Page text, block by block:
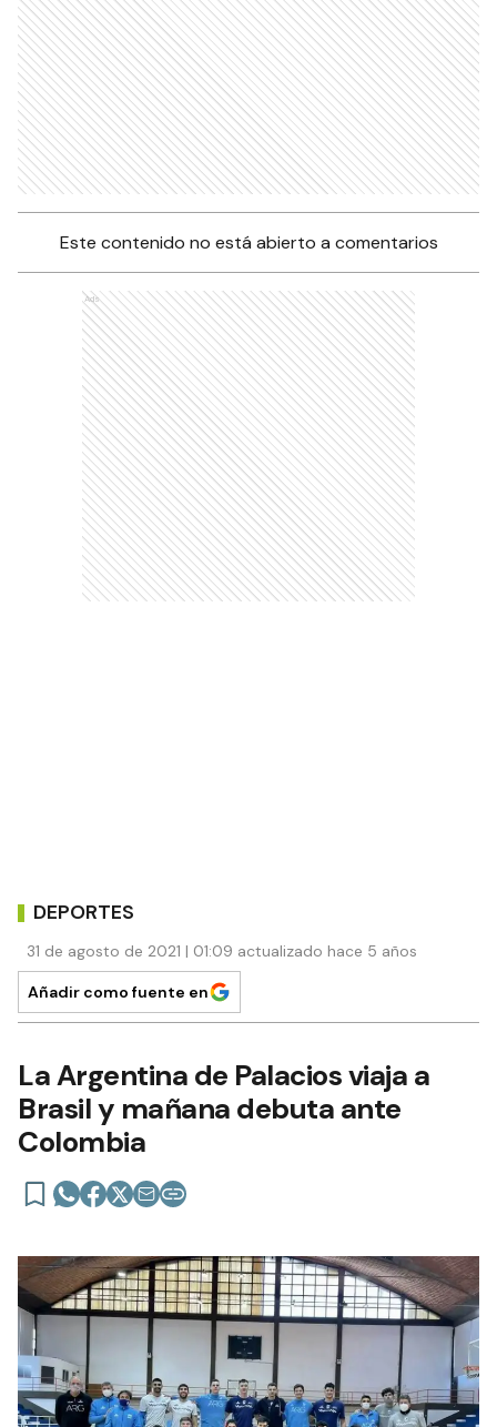
Este contenido no está abierto a comentarios
Ads
DEPORTES
31 de agosto de 2021 | 01:09 actualizado hace 5 años
Añadir como fuente en
La Argentina de Palacios viaja a
Brasil y mañana debuta ante
Colombia